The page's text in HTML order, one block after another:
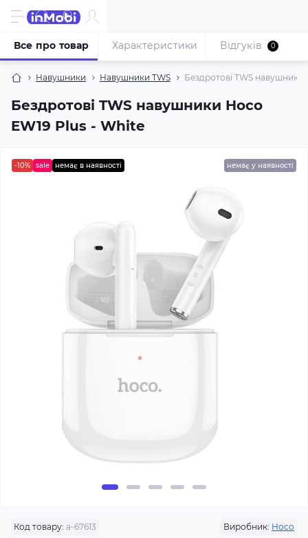
Навушники Навушники TWS Бездротові TWS
Бездротові TWS навушники Hoco
EW19 Plus - White
Все про товар Характеристики Відгуків 0
-10% sale немає в наявності немає у наявності
Код товару: a-67613 Виробник: Hoco